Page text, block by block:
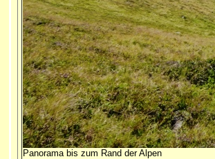
Panorama bis zum Rand der Alpen